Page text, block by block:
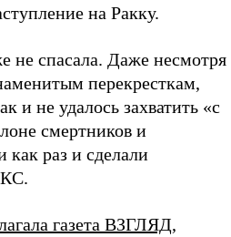
на Ракку.
спасала. Даже несмотря
перекресткам,
и не удалось захватить «с
смертников и
как раз и сделали
газета ВЗГЛЯД,